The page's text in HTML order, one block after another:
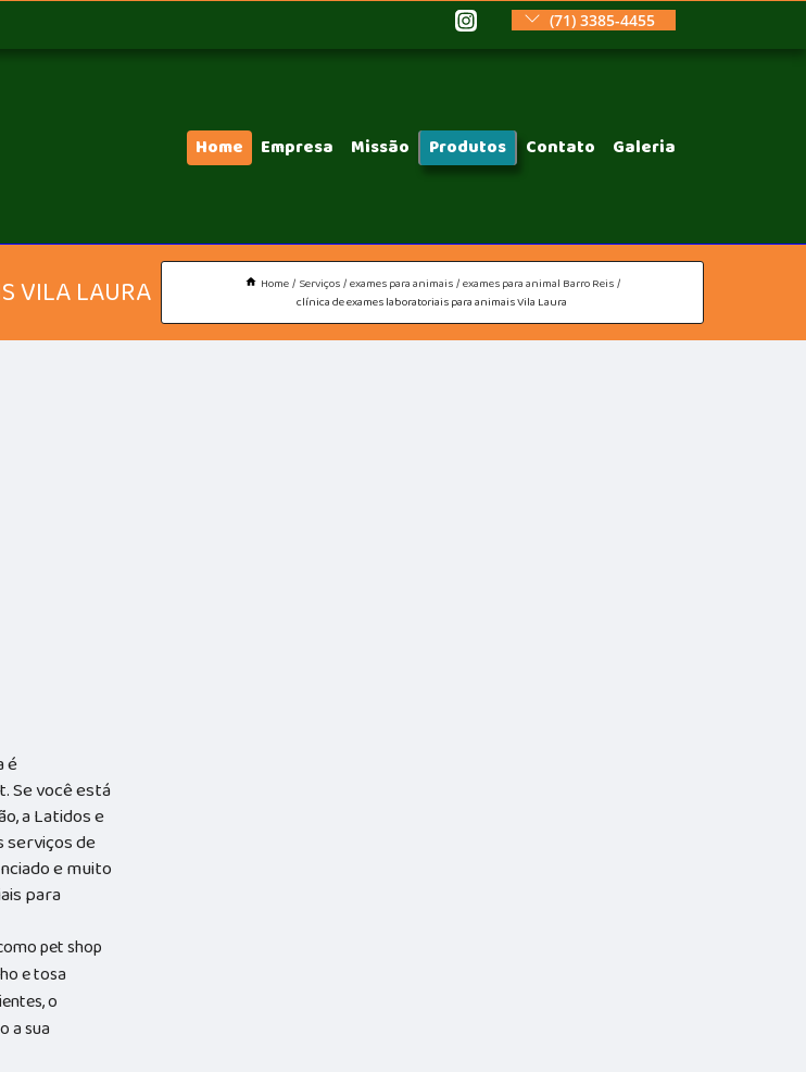
(71) 3385-4455
Home Empresa Missão Produtos Contato Galeria
VILA LAURA Home Serviços exames para animais exames para animal Barro Reis
clínica de exames laboratoriais para animais Vila Laura
é
Se você está
a Latidos e
serviços de
e muito
para
pet shop
e tosa
o
a sua